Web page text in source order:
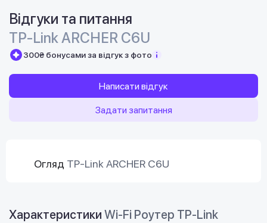
Відгуки та питання
TP-Link ARCHER C6U
300₴ бонусами за відгук з фото
Написати відгук
Задати запитання
Огляд TP-Link ARCHER C6U
Характеристики Wi-Fi Роутер TP-Link